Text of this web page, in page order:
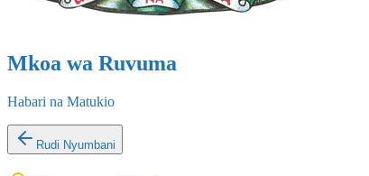
Mkoa wa Ruvuma
Habari na Matukio
Rudi Nyumbani